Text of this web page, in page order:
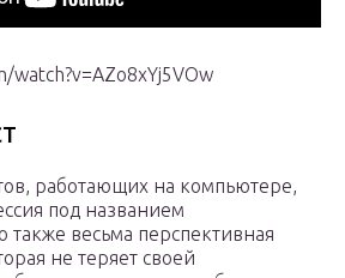
watch?v=AZo8xYj5VOw
работающих на компьютере,
под названием
также весьма перспективная
не теряет своей